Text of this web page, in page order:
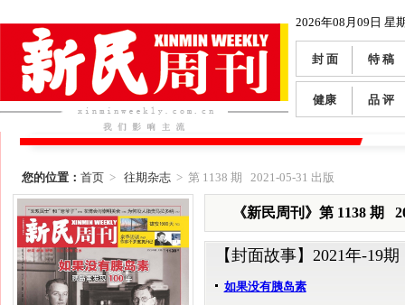
2026年08月09日 星
封 面 特 稿
健康 品 评
您的位置： 首页> 往期杂志> 第 1138 期 2021-05-31 出版
《新民周刊》第 1138 期
【封面故事】 2021年-19期
如果没有胰岛素